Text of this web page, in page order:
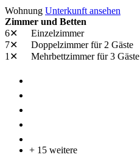
Wohnung Unterkunft ansehen
Zimmer und Betten
6✕
Einzelzimmer
7✕
Doppelzimmerfür 2 Gäste
1✕
Mehrbettzimmerfür 3 Gäste
+ 15 weitere